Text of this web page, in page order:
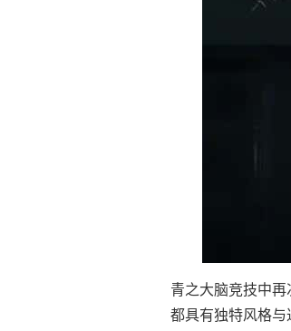
青之大脑竞技中
都具有独特风格与